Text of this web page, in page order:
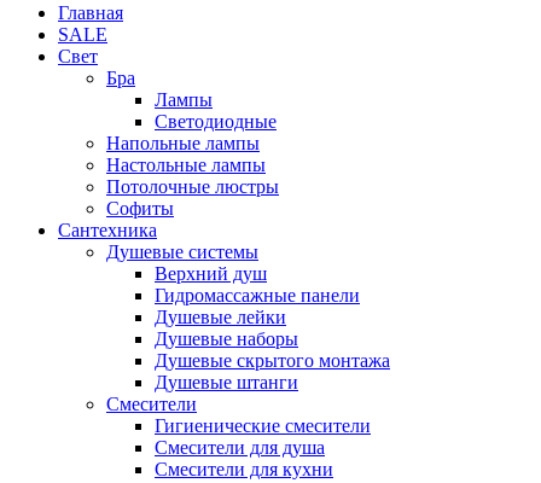
Главная
SALE
Свет
Бра
Лампы
Светодиодные
Напольные лампы
Настольные лампы
Потолочные люстры
Софиты
Сантехника
Душевые системы
Верхний душ
Гидромассажные панели
Душевые лейки
Душевые наборы
Душевые скрытого монтажа
Душевые штанги
Смесители
Гигиенические смесители
Смесители для душа
Смесители для кухни